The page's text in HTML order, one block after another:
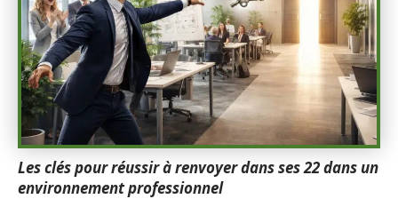
Les clés pour réussir à renvoyer dans ses 22 dans un
environnement professionnel